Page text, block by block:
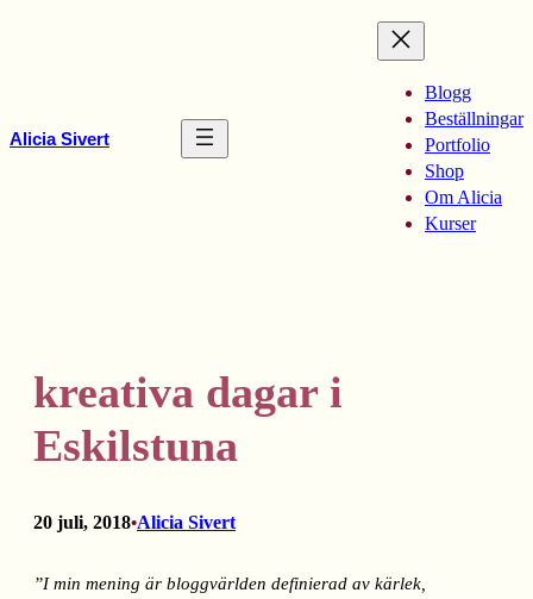
Alicia Sivert
Blogg
Beställningar
Portfolio
Shop
Om Alicia
Kurser
kreativa dagar i
Eskilstuna
20 juli, 2018•Alicia Sivert
”I min mening är bloggvärlden definierad av kärlek,